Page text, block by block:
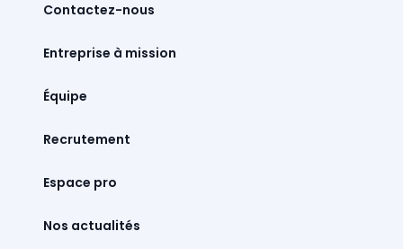
Contactez-nous
Entreprise à mission
Équipe
Recrutement
Espace pro
Nos actualités